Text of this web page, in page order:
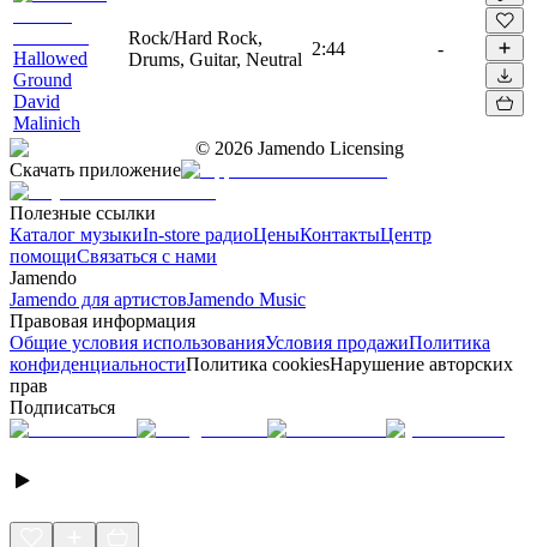
Hallowed
Ground
David
Malinich
Rock/Hard Rock,
Drums, Guitar, Neutral
2:44 -
© 2026 Jamendo Licensing
Скачать приложение
Полезные ссылки
Каталог музыкиIn-store радиоЦеныКонтактыЦентр
помощиСвязаться с нами
Jamendo
Jamendo для артистовJamendo Music
Правовая информация
Общие условия использованияУсловия продажиПолитика
конфиденциальностиПолитика cookiesНарушение авторских
прав
Подписаться